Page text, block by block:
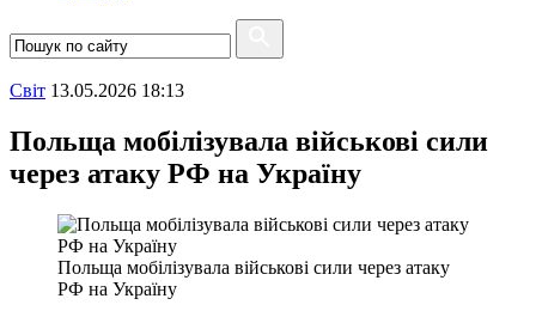
Свiт 13.05.2026 18:13
Польща мобілізувала військові сили
через атаку РФ на Україну
Польща мобілізувала військові сили через атаку
РФ на Україну